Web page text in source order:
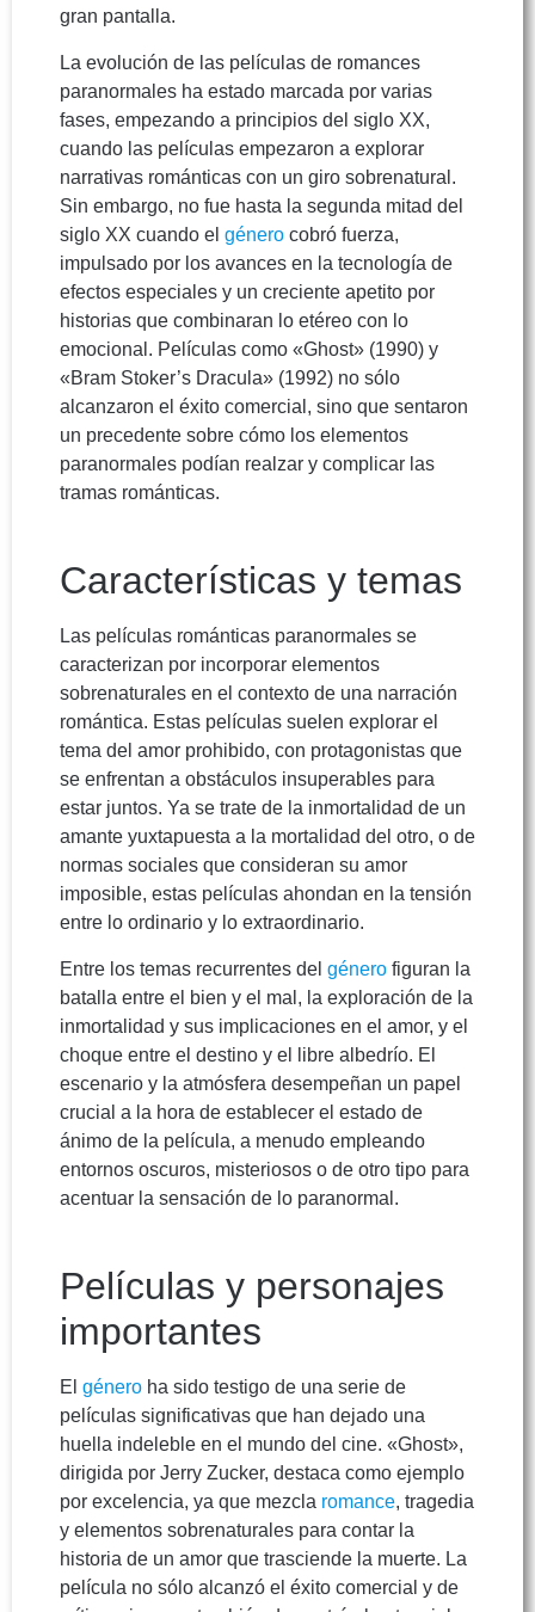
gran pantalla.
La evolución de las películas de romances
paranormales ha estado marcada por varias
fases, empezando a principios del siglo XX,
cuando las películas empezaron a explorar
narrativas románticas con un giro sobrenatural.
Sin embargo, no fue hasta la segunda mitad del
siglo XX cuando el género cobró fuerza,
impulsado por los avances en la tecnología de
efectos especiales y un creciente apetito por
historias que combinaran lo etéreo con lo
emocional. Películas como «Ghost» (1990) y
«Bram Stoker’s Dracula» (1992) no sólo
alcanzaron el éxito comercial, sino que sentaron
un precedente sobre cómo los elementos
paranormales podían realzar y complicar las
tramas románticas.
Características y temas
Las películas románticas paranormales se
caracterizan por incorporar elementos
sobrenaturales en el contexto de una narración
romántica. Estas películas suelen explorar el
tema del amor prohibido, con protagonistas que
se enfrentan a obstáculos insuperables para
estar juntos. Ya se trate de la inmortalidad de un
amante yuxtapuesta a la mortalidad del otro, o de
normas sociales que consideran su amor
imposible, estas películas ahondan en la tensión
entre lo ordinario y lo extraordinario.
Entre los temas recurrentes del género figuran la
batalla entre el bien y el mal, la exploración de la
inmortalidad y sus implicaciones en el amor, y el
choque entre el destino y el libre albedrío. El
escenario y la atmósfera desempeñan un papel
crucial a la hora de establecer el estado de
ánimo de la película, a menudo empleando
entornos oscuros, misteriosos o de otro tipo para
acentuar la sensación de lo paranormal.
Películas y personajes
importantes
El género ha sido testigo de una serie de
películas significativas que han dejado una
huella indeleble en el mundo del cine. «Ghost»,
dirigida por Jerry Zucker, destaca como ejemplo
por excelencia, ya que mezcla romance, tragedia
y elementos sobrenaturales para contar la
historia de un amor que trasciende la muerte. La
película no sólo alcanzó el éxito comercial y de